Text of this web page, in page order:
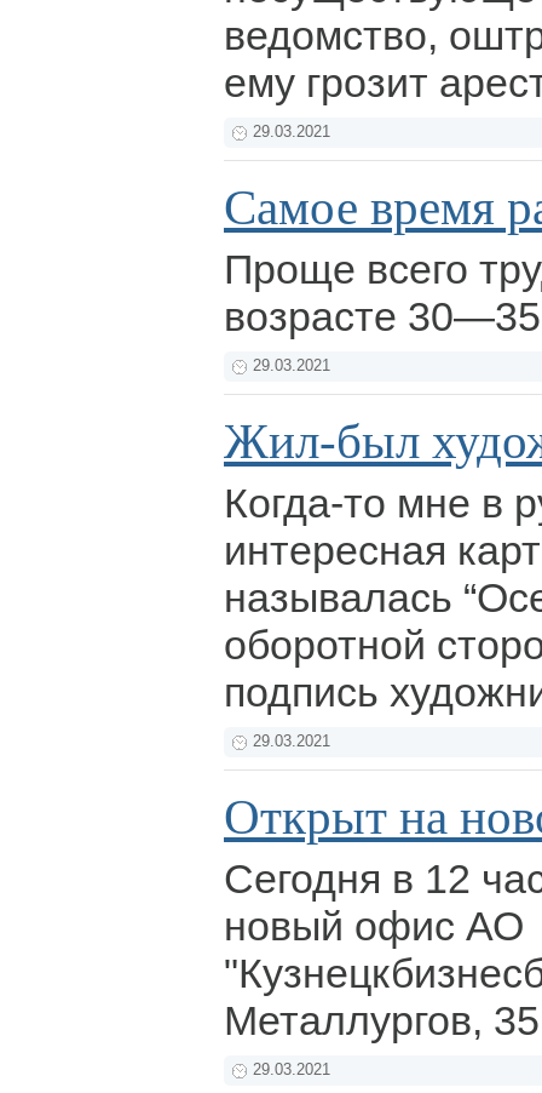
ведомство,
ему грозит
29.03.2021
Самое время
Проще всего
возрасте
29.03.2021
Жил-был
Когда-то мне в
интересная
называлась
оборотной
подпись
29.03.2021
Открыт на
Сегодня в 12
новый офис АО
Металлургов,
29.03.2021